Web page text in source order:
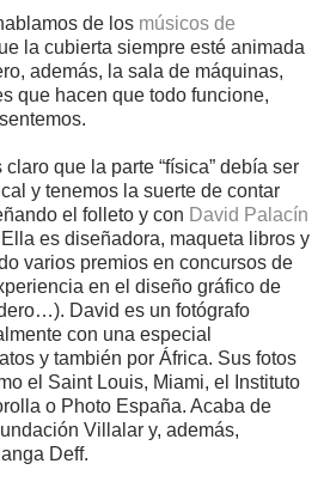
de los músicos de
la cubierta siempre esté animada
además, la sala de máquinas,
que hacen que todo funcione,
que la parte “física” debía ser
y tenemos la suerte de contar
el folleto y con David Palacín
es diseñadora, maqueta libros y
varios premios en concursos de
en el diseño gráfico de
David es un fotógrafo
con una especial
y también por África. Sus fotos
el Saint Louis, Miami, el Instituto
o Photo España. Acaba de
Villalar y, además,
Deff.